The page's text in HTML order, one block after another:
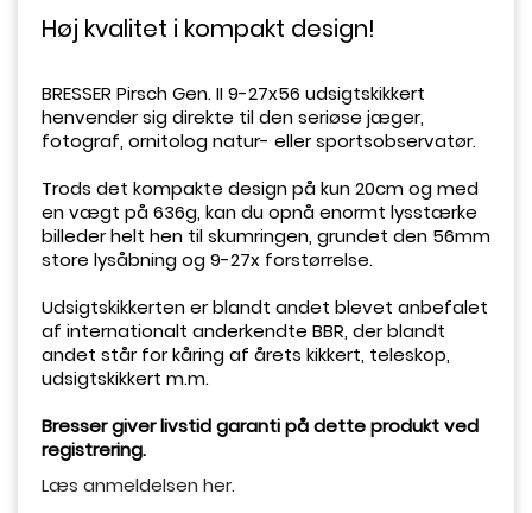
Høj kvalitet i kompakt design!
BRESSER Pirsch Gen. II 9-27x56 udsigtskikkert
henvender sig direkte til den seriøse jæger,
fotograf, ornitolog natur- eller sportsobservatør.
Trods det kompakte design på kun 20cm og med
en vægt på 636g, kan du opnå enormt lysstærke
billeder helt hen til skumringen, grundet den 56mm
store lysåbning og 9-27x forstørrelse.
Udsigtskikkerten er blandt andet blevet anbefalet
af internationalt anderkendte BBR, der blandt
andet står for kåring af årets kikkert, teleskop,
udsigtskikkert m.m.
Bresser giver livstid garanti på dette produkt ved
registrering.
Læs anmeldelsen her.